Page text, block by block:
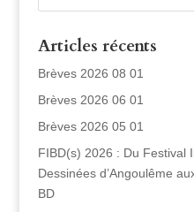
Articles récents
Brèves 2026 08 01
Brèves 2026 06 01
Brèves 2026 05 01
FIBD(s) 2026 : Du Festival
Dessinées d’Angoulême
BD